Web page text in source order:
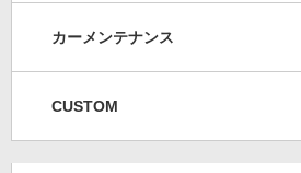
カーメンテナンス
CUSTOM